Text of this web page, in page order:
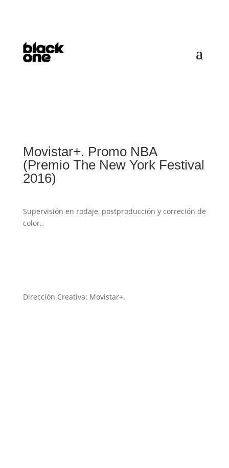
Movistar+. Promo NBA
(Premio The New York Festival
2016)
Supervisión en rodaje, postproducción y correción de
color..
Dirección Creativa: Movistar+.